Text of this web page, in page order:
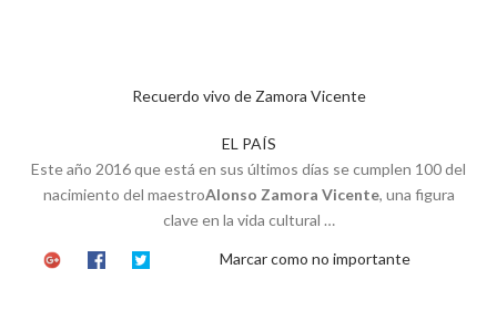
Recuerdo vivo de Zamora Vicente
EL PAÍS
Este año 2016 que está en sus últimos días se cumplen 100 del
nacimiento del maestroAlonso Zamora Vicente, una figura
clave en la vida cultural …
Marcar como no importante